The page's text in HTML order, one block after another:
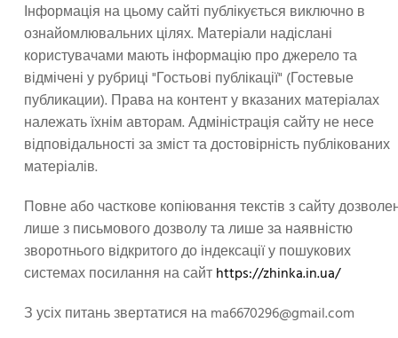
Інформація на цьому сайті публікується виключно в
ознайомлювальних цілях. Матеріали надіслані
користувачами мають інформацію про джерело та
відмічені у рубриці "Гостьові публікації" (Гостевые
публикации). Права на контент у вказаних матеріалах
належать їхнім авторам. Адміністрація сайту не несе
відповідальності за зміст та достовірність публікованих
матеріалів.
Повне або часткове копіювання текстів з сайту
лише з письмового дозволу та лише за наявністю
зворотнього відкритого до індексації у пошукових
системах посилання на сайтhttps://zhinka.in.ua/
З усіх питань звертатися наma6670296@gmail.com